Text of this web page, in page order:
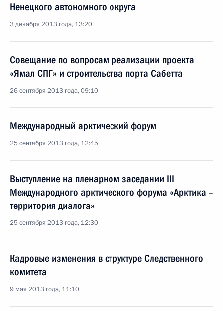
Ненецкого автономного округа
3 декабря 2013 года, 13:20
Совещание по вопросам реализации проекта
«Ямал СПГ» и строительства порта Сабетта
26 сентября 2013 года, 09:10
Международный арктический форум
25 сентября 2013 года, 12:45
Выступление на пленарном заседании III
Международного арктического форума «Арктика –
территория диалога»
25 сентября 2013 года, 12:30
Кадровые изменения в структуре Следственного
комитета
9 мая 2013 года, 11:10